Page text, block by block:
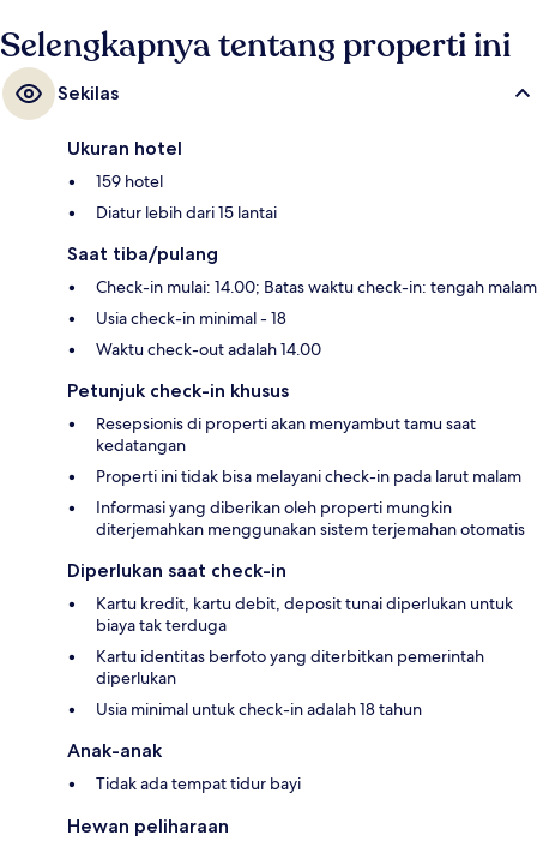
Selengkapnya tentang properti ini
Sekilas
Ukuran hotel
159 hotel
Diatur lebih dari 15 lantai
Saat tiba/pulang
Check-in mulai: 14.00; Batas waktu check-in: tengah malam
Usia check-in minimal - 18
Waktu check-out adalah 14.00
Petunjuk check-in khusus
Resepsionis di properti akan menyambut tamu saat
kedatangan
Properti ini tidak bisa melayani check-in pada larut malam
Informasi yang diberikan oleh properti mungkin
diterjemahkan menggunakan sistem terjemahan otomatis
Diperlukan saat check-in
Kartu kredit, kartu debit, deposit tunai diperlukan untuk
biaya tak terduga
Kartu identitas berfoto yang diterbitkan pemerintah
diperlukan
Usia minimal untuk check-in adalah 18 tahun
Anak-anak
Tidak ada tempat tidur bayi
Hewan peliharaan